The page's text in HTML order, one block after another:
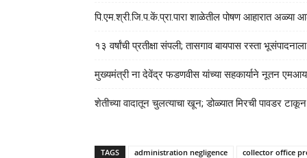
पि.एम.श्री.जि.प.कें.प्रा.पारा शाळेतील पोषण आहारात
१३ वर्षांची प्रतीक्षा संपली; तासगाव बायपास रस्ता
मुख्यमंत्री ना देवेंद्र फडणवीस यांच्या सहकार्याने नूतन
शेतीच्या वादातून चुलत्याचा खून; डोळ्यात मिरची पावडर
TAGS administration negligence
collector office